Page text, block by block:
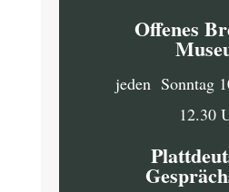
Offenes
jeden Sonntag
12.30